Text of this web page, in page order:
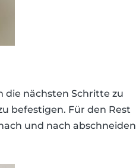
die nächsten Schritte zu
befestigen. Für den Rest
und nach abschneiden